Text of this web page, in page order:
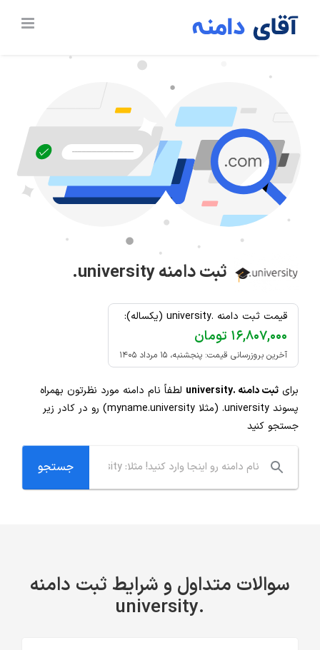
ثبت دامنه.university
قیمت ثبت دامنه .university (یکساله):
۱۶,۸۰۷,۰۰۰ تومان
آخرین بروزرسانی قیمت: پنجشنبه، ۱۵ مرداد ۱۴۰۵
برای ثبت دامنه .university
لطفاً نام دامنه مورد نظرتون بهمراه
پسوند .university
(مثلا myname.university) رو در کادر زیر
جستجو کنید
سوالات متداول و شرایط ثبت دامنه
.university